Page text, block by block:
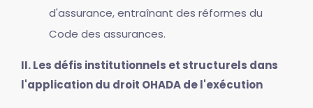
d'assurance, entraînant des réformes du
Code des assurances.
II. Les défis institutionnels et structurels dans
l'application du droit OHADA de l'exécution